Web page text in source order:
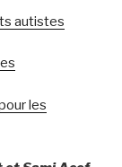
autistes
les